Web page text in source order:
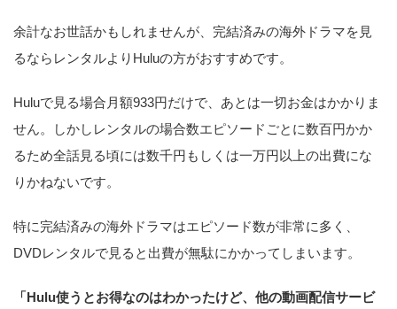
余計なお世話かもしれませんが、完結済みの海外ドラマを見
るならレンタルよりHuluの方がおすすめです。
Huluで見る場合月額933円だけで、あとは一切お金はかかりま
せん。しかしレンタルの場合数エピソードごとに数百円かか
るため全話見る頃には数千円もしくは一万円以上の出費にな
りかねないです。
特に完結済みの海外ドラマはエピソード数が非常に多く、
DVDレンタルで見ると出費が無駄にかかってしまいます。
「Hulu使うとお得なのはわかったけど、他の動画配信サービ